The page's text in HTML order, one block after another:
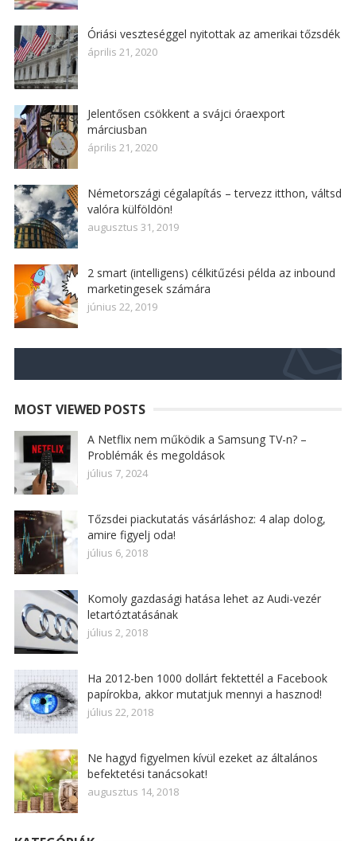
Óriási veszteséggel nyitottak az amerikai tőzsdék
április 21, 2020
Jelentősen csökkent a svájci óraexport
márciusban
április 21, 2020
Németországi cégalapítás – tervezz itthon, váltsd
valóra külföldön!
augusztus 31, 2019
2 smart (intelligens) célkitűzési példa az inbound
marketingesek számára
június 22, 2019
MOST VIEWED POSTS
A Netflix nem működik a Samsung TV-n? –
Problémák és megoldások
július 7, 2024
Tőzsdei piackutatás vásárláshoz: 4 alap dolog,
amire figyelj oda!
július 6, 2018
Komoly gazdasági hatása lehet az Audi-vezér
letartóztatásának
július 2, 2018
Ha 2012-ben 1000 dollárt fektettél a Facebook
papírokba, akkor mutatjuk mennyi a hasznod!
július 22, 2018
Ne hagyd figyelmen kívül ezeket az általános
befektetési tanácsokat!
augusztus 14, 2018